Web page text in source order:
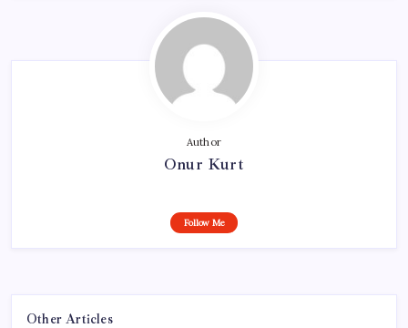
Author
Onur Kurt
Follow Me
Other Articles